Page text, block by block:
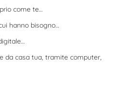
come te…
hanno bisogno…
da casa tua, tramite computer,